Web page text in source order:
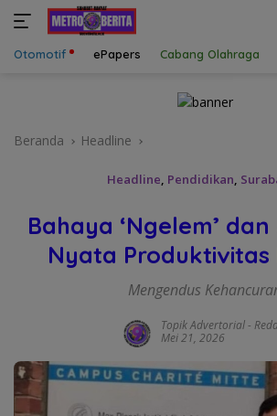
Otomotif ePapers Cabang Olahraga
Beranda Headline
Headline, Pendidikan,
Bahaya ‘Ngelem’
Nyata Produktivitas
Mengendus
Topik Advertorial-
Mei 21, 2026